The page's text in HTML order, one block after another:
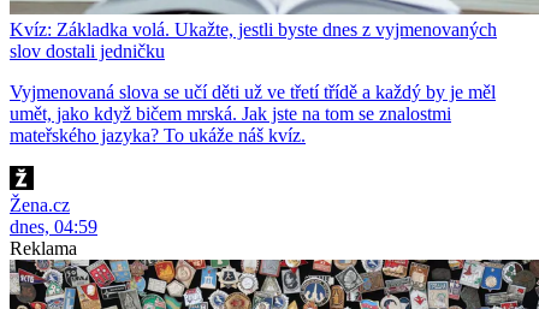
Kvíz: Základka volá. Ukažte, jestli byste dnes z vyjmenovaných
slov dostali jedničku
Vyjmenovaná slova se učí děti už ve třetí třídě a každý by je měl
umět, jako když bičem mrská. Jak jste na tom se znalostmi
mateřského jazyka? To ukáže náš kvíz.
Žena.cz
dnes, 04:59
Reklama